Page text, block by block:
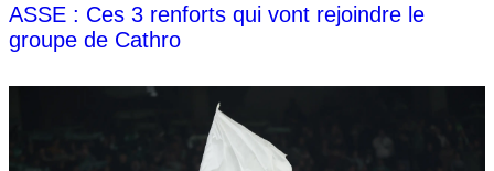
ASSE : Ces 3 renforts qui vont rejoindre le
groupe de Cathro